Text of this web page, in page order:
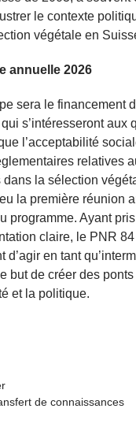
le contexte
végétale en
annuelle 2026
sera le financement
s’intéresseront aux
l’acceptabilité
relatives
la sélection
la première réunion
programme. Ayant
claire, le PNR
d’agir en tant
but de créer des ponts
et la politique.
de connaissances